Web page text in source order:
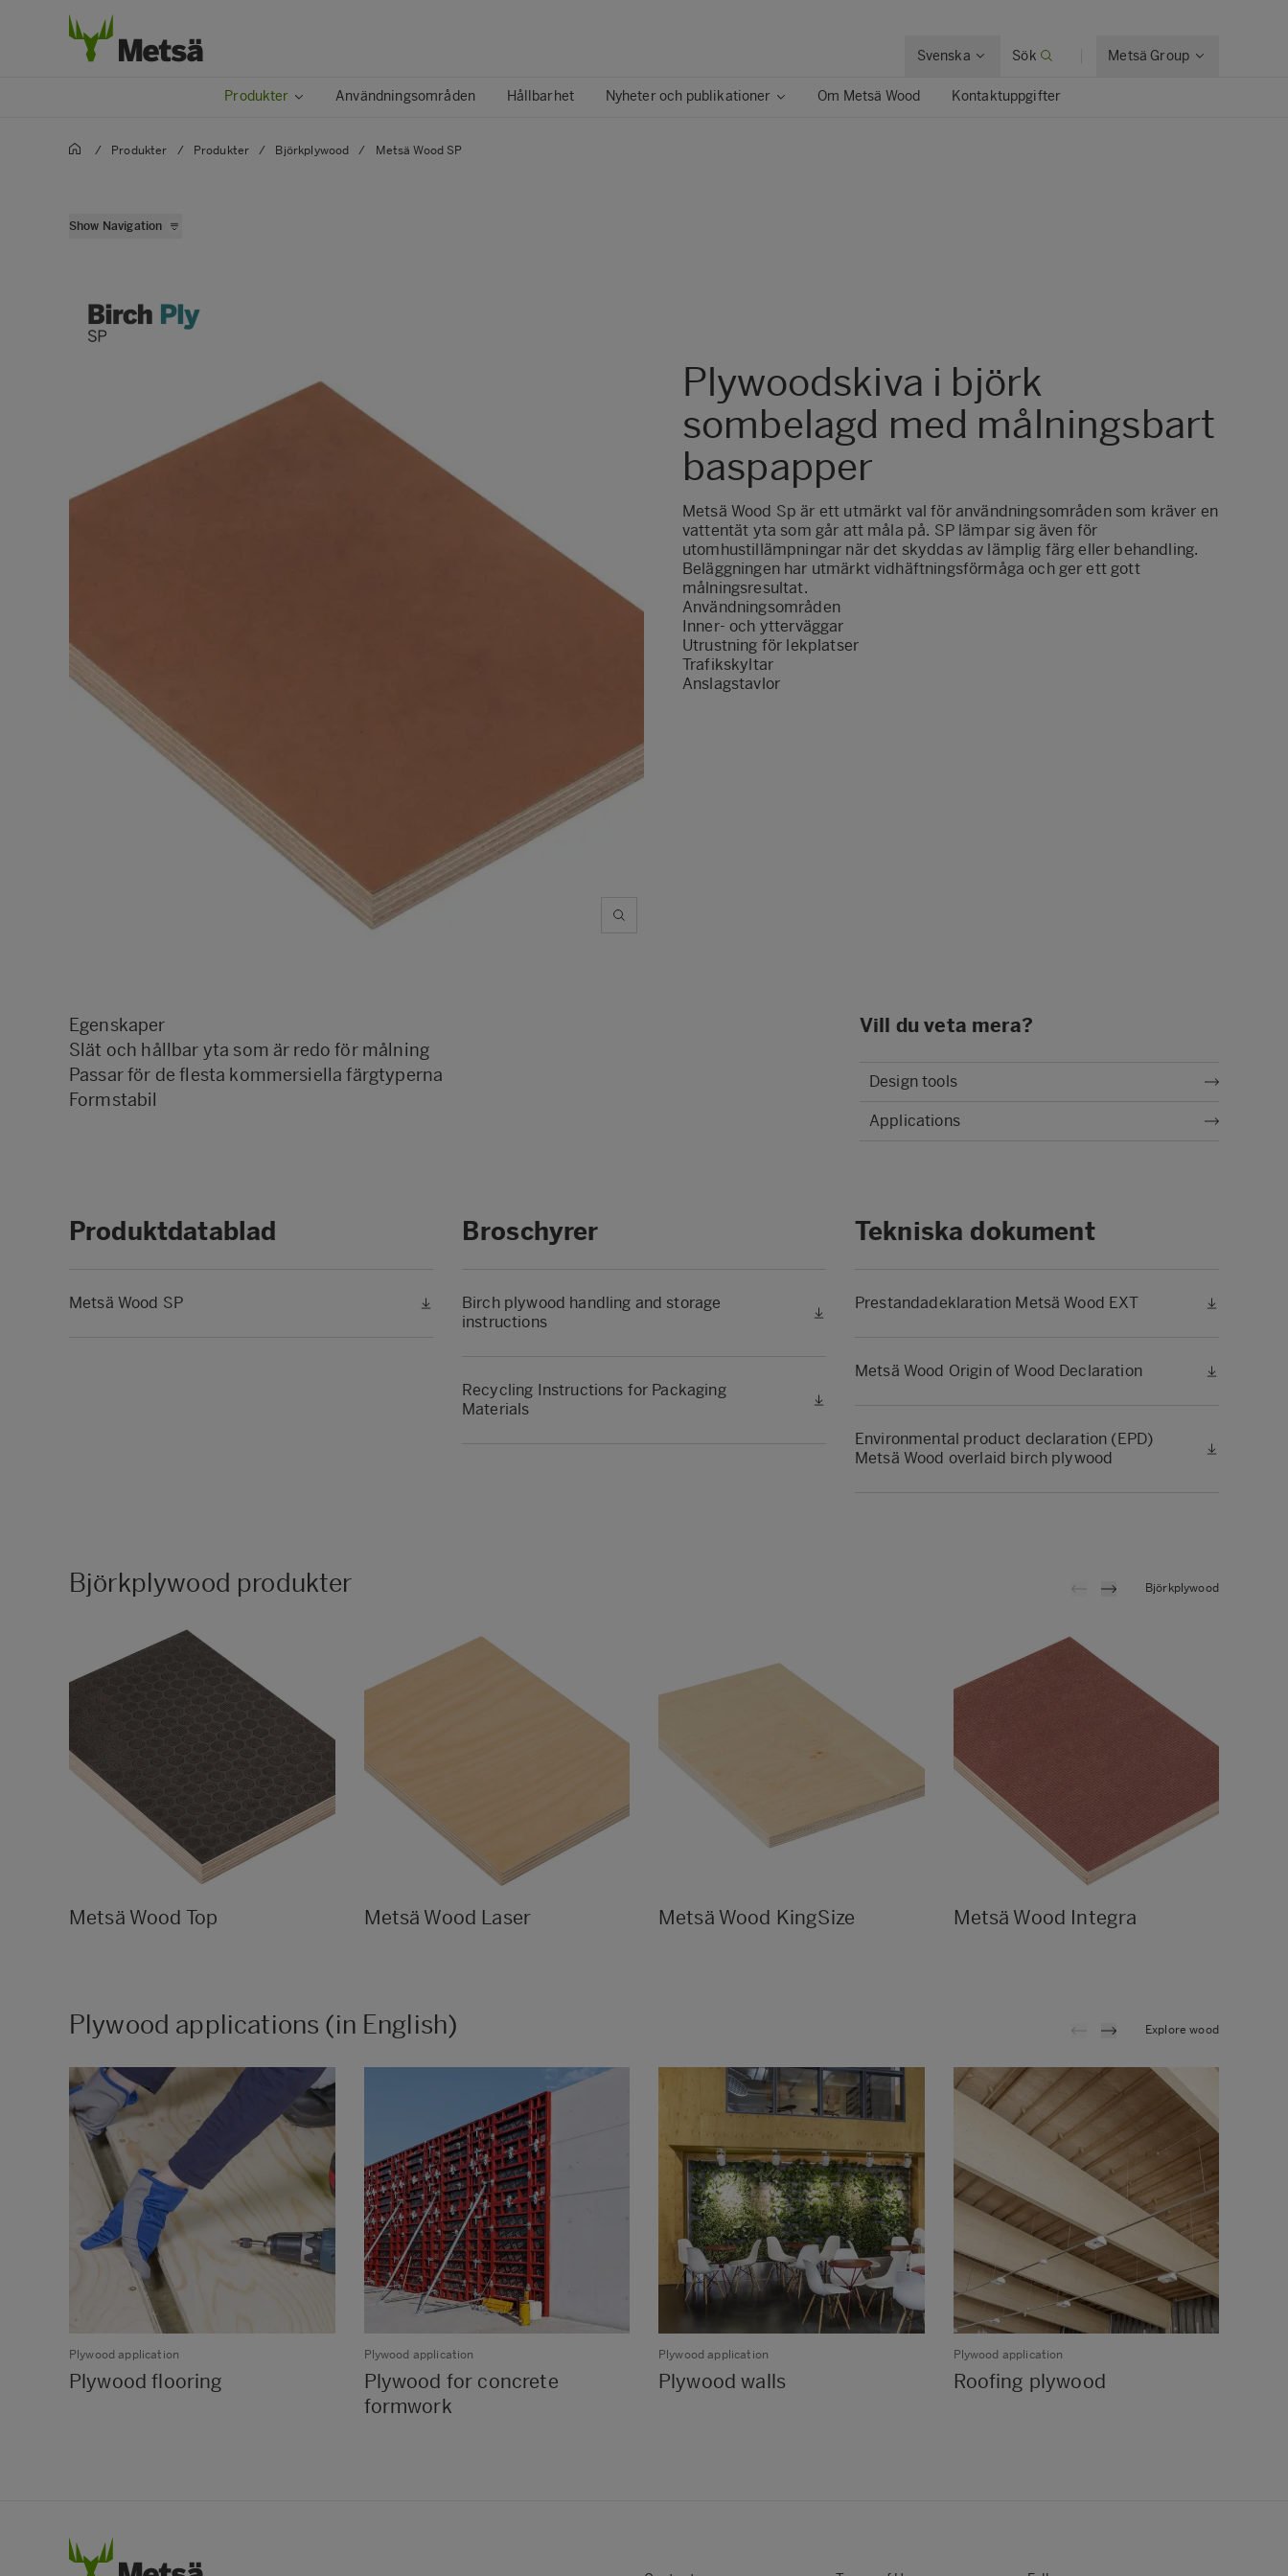
Svenska Sök Metsä Group
Produkter Användningsområden Hållbarhet Nyheter och publikationer Om Metsä Wood Kontaktuppgifter
/ Produkter / Produkter / Björkplywood / Metsä Wood SP
Show Navigation
Plywoodskiva i björk
sombelagd med målningsbart
baspapper
Metsä Wood Sp är ett utmärkt val för användningsområden som kräver en
vattentät yta som går att måla på. SP lämpar sig även för
utomhustillämpningar när det skyddas av lämplig färg eller behandling.
Beläggningen har utmärkt vidhäftningsförmåga och ger ett gott
målningsresultat.
Användningsområden
Inner- och ytterväggar
Utrustning för lekplatser
Trafikskyltar
Anslagstavlor
Egenskaper
Slät och hållbar yta som är redo för målning
Passar för de flesta kommersiella färgtyperna
Formstabil
Vill du veta mera?
Design tools
Applications
Produktdatablad
Metsä Wood SP
Broschyrer
Birch plywood handling and storage
instructions
Recycling Instructions for Packaging
Materials
Tekniska dokument
Prestandadeklaration Metsä Wood EXT
Metsä Wood Origin of Wood Declaration
Environmental product declaration (EPD)
Metsä Wood overlaid birch plywood
Björkplywood produkter Björkplywood
Metsä Wood Top Metsä Wood Laser Metsä Wood KingSize Metsä Wood Integra
Plywood applications (in English) Explore wood
Plywood application
Plywood flooring
Plywood application
Plywood for concrete
formwork
Plywood application
Plywood walls
Plywood application
Roofing plywood